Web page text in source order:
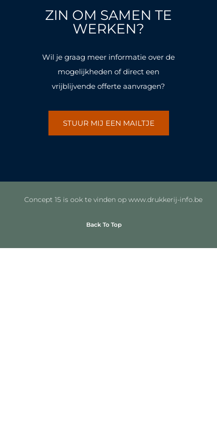
o
r
a
m
o
k
ZIN OM SAMEN TE
WERKEN?
Wil je graag meer informatie over de
mogelijkheden of direct een
vrijblijvende offerte aanvragen?
STUUR MIJ EEN MAILTJE
Concept 15 is ook te vinden op www.drukkerij-info.be
Back To Top